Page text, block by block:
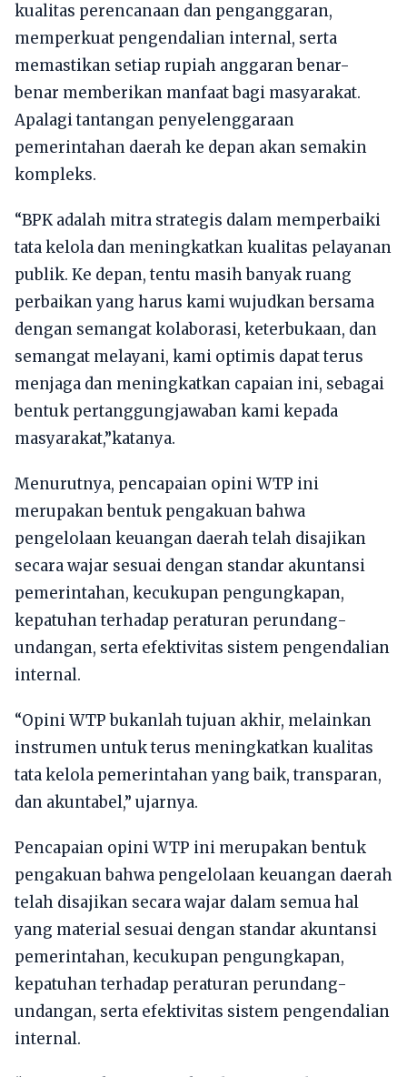
kualitas perencanaan dan penganggaran,
memperkuat pengendalian internal, serta
memastikan setiap rupiah anggaran benar-
benar memberikan manfaat bagi masyarakat.
Apalagi tantangan penyelenggaraan
pemerintahan daerah ke depan akan semakin
kompleks.
“BPK adalah mitra strategis dalam memperbaiki
tata kelola dan meningkatkan kualitas pelayanan
publik. Ke depan, tentu masih banyak ruang
perbaikan yang harus kami wujudkan bersama
dengan semangat kolaborasi, keterbukaan, dan
semangat melayani, kami optimis dapat terus
menjaga dan meningkatkan capaian ini, sebagai
bentuk pertanggungjawaban kami kepada
masyarakat,”katanya.
Menurutnya, pencapaian opini WTP ini
merupakan bentuk pengakuan bahwa
pengelolaan keuangan daerah telah disajikan
secara wajar sesuai dengan standar akuntansi
pemerintahan, kecukupan pengungkapan,
kepatuhan terhadap peraturan perundang-
undangan, serta efektivitas sistem pengendalian
internal.
“Opini WTP bukanlah tujuan akhir, melainkan
instrumen untuk terus meningkatkan kualitas
tata kelola pemerintahan yang baik, transparan,
dan akuntabel,” ujarnya.
Pencapaian opini WTP ini merupakan bentuk
pengakuan bahwa pengelolaan keuangan daerah
telah disajikan secara wajar dalam semua hal
yang material sesuai dengan standar akuntansi
pemerintahan, kecukupan pengungkapan,
kepatuhan terhadap peraturan perundang-
undangan, serta efektivitas sistem pengendalian
internal.